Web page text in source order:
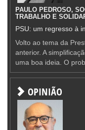
PAULO PEDROSO,
TRABALHO E
PSU: um regresso à
Volto ao tema da
anterior. A
uma boa ideia. O
OPINIÃO